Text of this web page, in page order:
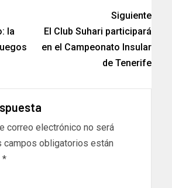
la
Siguiente
El Club Suhari participará
en el Campeonato Insular
de Tenerife
correo electrónico no será
campos obligatorios están
*